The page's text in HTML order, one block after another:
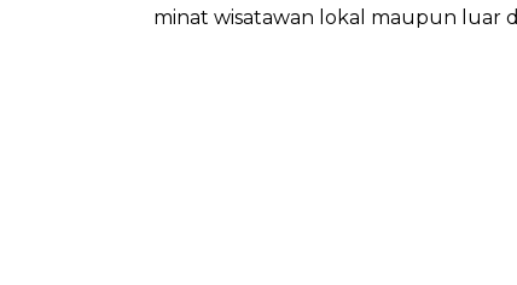
minat wisatawan lokal maupun luar